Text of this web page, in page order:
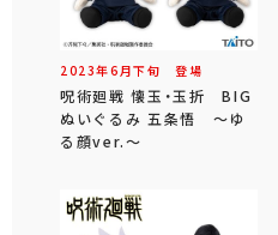
2023年6 月下旬 登場
呪術廻戦 懐玉・玉折 BIG
ぬいぐるみ 五条悟 ～ゆ
る顔ver.～